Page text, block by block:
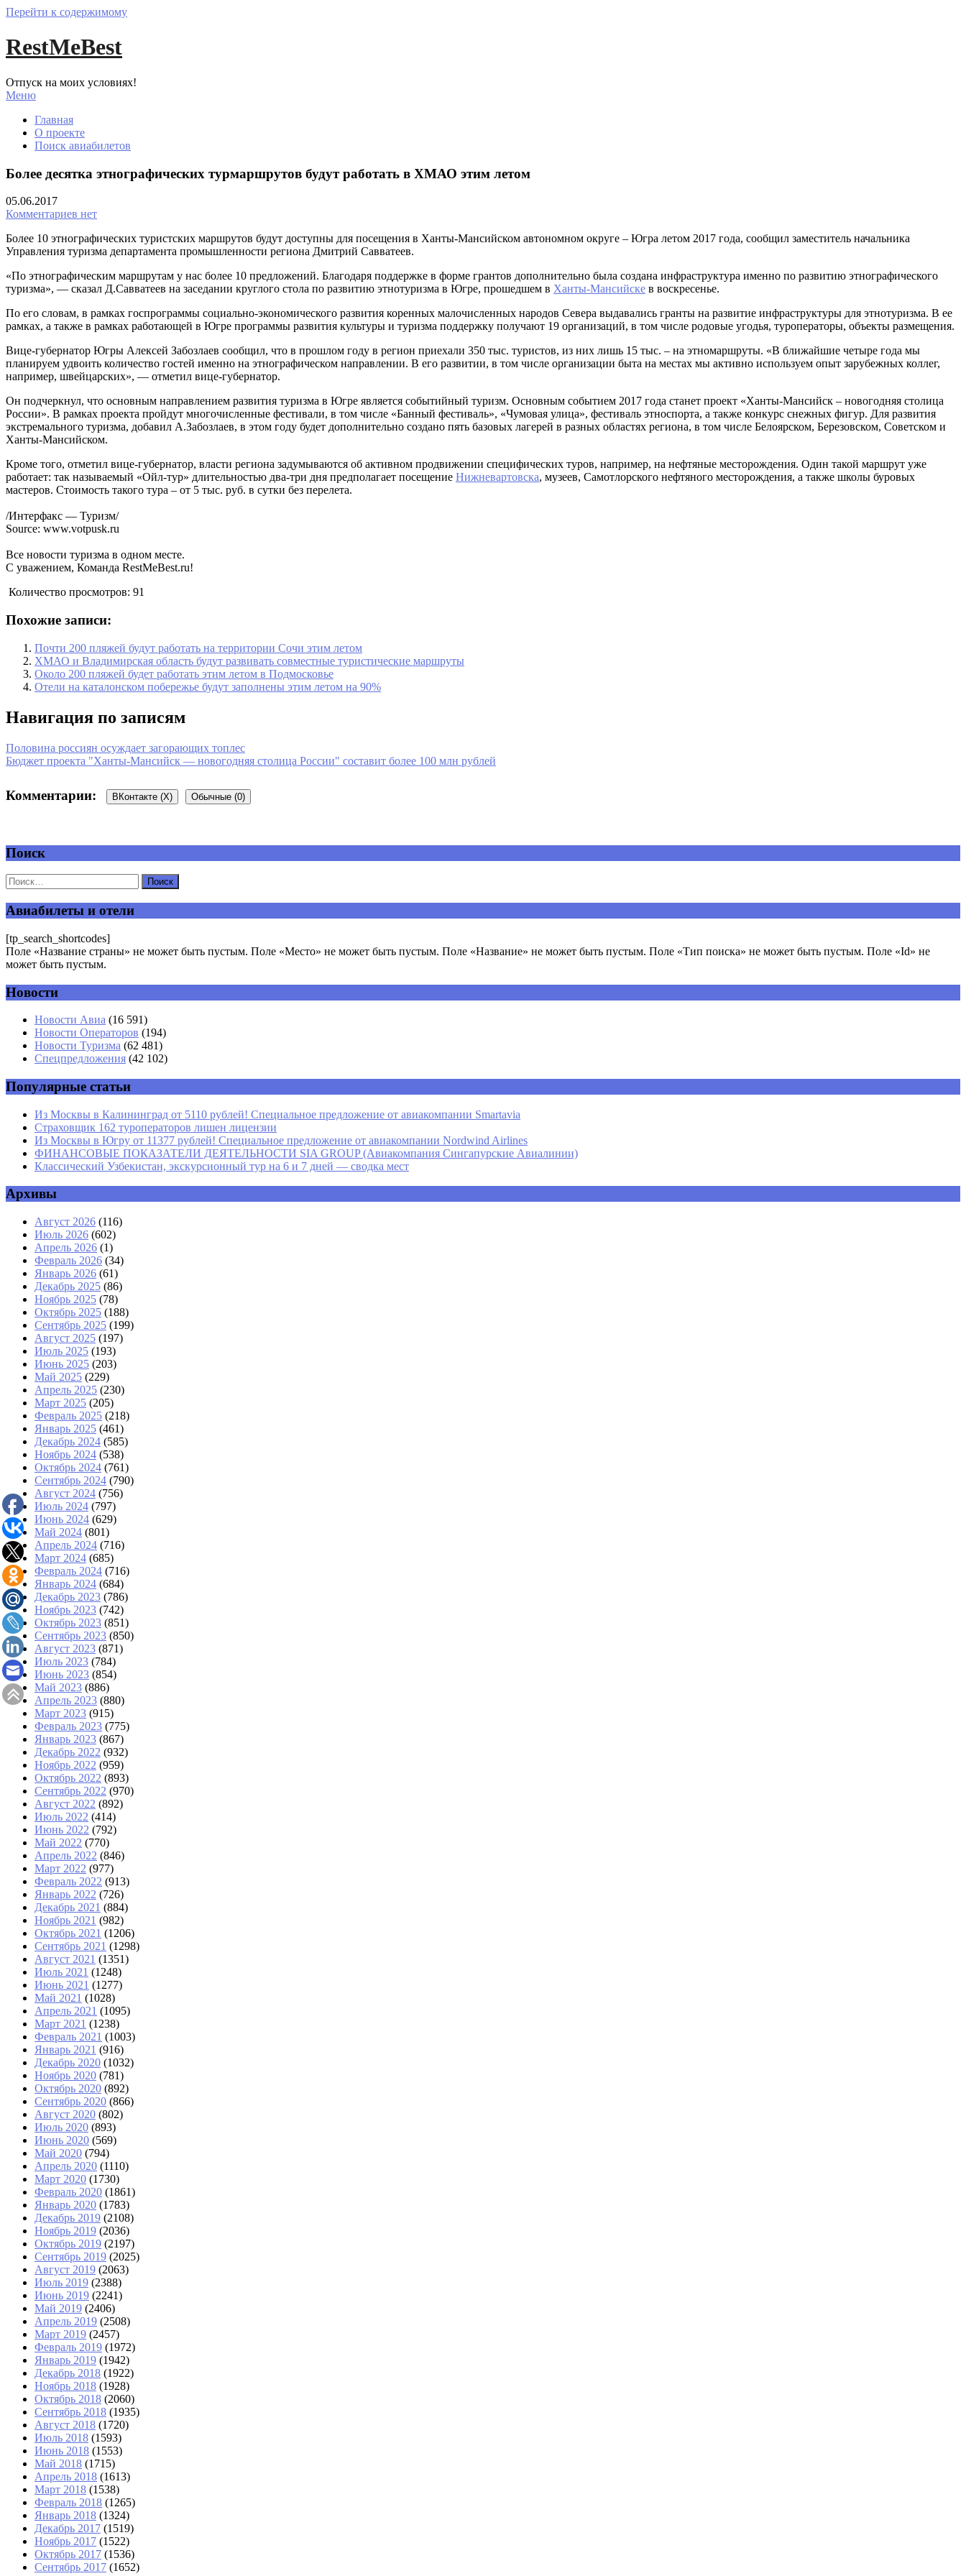
Перейти к содержимому
RestMeBest
Отпуск на моих условиях!
Меню
Главная
О проекте
Поиск авиабилетов
Более десятка этнографических турмаршрутов будут работать в ХМАО этим летом
05.06.2017
Комментариев нет
Более 10 этнографических туристских маршрутов будут доступны для посещения в Ханты-Мансийском автономном округе – Югра летом 2017 года, сообщил заместитель начальника
Управления туризма департамента промышленности региона Дмитрий Савватеев.
«По этнографическим маршрутам у нас более 10 предложений. Благодаря поддержке в форме грантов дополнительно была создана инфраструктура именно по развитию этнографического
туризма», — сказал Д.Савватеев на заседании круглого стола по развитию этнотуризма в Югре, прошедшем в Ханты-Мансийске в воскресенье.
По его словам, в рамках госпрограммы социально-экономического развития коренных малочисленных народов Севера выдавались гранты на развитие инфраструктуры для этнотуризма. В ее
рамках, а также в рамках работающей в Югре программы развития культуры и туризма поддержку получают 19 организаций, в том числе родовые угодья, туроператоры, объекты размещения.
Вице-губернатор Югры Алексей Забозлаев сообщил, что в прошлом году в регион приехали 350 тыс. туристов, из них лишь 15 тыс. – на этномаршруты. «В ближайшие четыре года мы
планируем удвоить количество гостей именно на этнографическом направлении. В его развитии, в том числе организации быта на местах мы активно используем опыт зарубежных коллег,
например, швейцарских», — отметил вице-губернатор.
Он подчеркнул, что основным направлением развития туризма в Югре является событийный туризм. Основным событием 2017 года станет проект «Ханты-Мансийск – новогодняя столица
России». В рамках проекта пройдут многочисленные фестивали, в том числе «Банный фестиваль», «Чумовая улица», фестиваль этноспорта, а также конкурс снежных фигур. Для развития
экстремального туризма, добавил А.Забозлаев, в этом году будет дополнительно создано пять базовых лагерей в разных областях региона, в том числе Белоярском, Березовском, Советском и
Ханты-Мансийском.
Кроме того, отметил вице-губернатор, власти региона задумываются об активном продвижении специфических туров, например, на нефтяные месторождения. Один такой маршрут уже
работает: так называемый «Ойл-тур» длительностью два-три дня предполагает посещение Нижневартовска, музеев, Самотлорского нефтяного месторождения, а также школы буровых
мастеров. Стоимость такого тура – от 5 тыс. руб. в сутки без перелета.
/Интерфакс — Туризм/
Source: www.votpusk.ru
Все новости туризма в одном месте.
С уважением, Команда RestMeBest.ru!
Количество просмотров: 91
Похожие записи:
Почти 200 пляжей будут работать на территории Сочи этим летом
ХМАО и Владимирская область будут развивать совместные туристические маршруты
Около 200 пляжей будет работать этим летом в Подмосковье
Отели на каталонском побережье будут заполнены этим летом на 90%
Навигация по записям
Половина россиян осуждает загорающих топлес
Бюджет проекта "Ханты-Мансийск — новогодняя столица России" составит более 100 млн рублей
Комментарии: ВКонтакте (X) Обычные (0)
Добавить комментарий
Ваш адрес email не будет опубликован.
Комментарий
Имя *
Email*
Поиск
Авиабилеты и отели
[tp_search_shortcodes]
Поле «Название страны» не может быть пустым. Поле «Место» не может быть пустым. Поле «Название» не может быть пустым. Поле «Тип поиска» не может быть пустым. Поле «Id» не
может быть пустым.
Новости
Новости Авиа (16 591)
Новости Операторов (194)
Новости Туризма (62 481)
Спецпредложения (42 102)
Популярные статьи
Из Москвы в Калининград от 5110 рублей! Специальное предложение от авиакомпании Smartavia
Страховщик 162 туроператоров лишен лицензии
Из Москвы в Югру от 11377 рублей! Специальное предложение от авиакомпании Nordwind Airlines
ФИНАНСОВЫЕ ПОКАЗАТЕЛИ ДЕЯТЕЛЬНОСТИ SIA GROUP (Авиакомпания Сингапурские Авиалинии)
Классический Узбекистан, экскурсионный тур на 6 и 7 дней — сводка мест
Архивы
Август 2026 (116)
Июль 2026 (602)
Апрель 2026 (1)
Февраль 2026 (34)
Январь 2026 (61)
Декабрь 2025 (86)
Ноябрь 2025 (78)
Октябрь 2025 (188)
Сентябрь 2025 (199)
Август 2025 (197)
Июль 2025 (193)
Июнь 2025 (203)
Май 2025 (229)
Апрель 2025 (230)
Март 2025 (205)
Февраль 2025 (218)
Январь 2025 (461)
Декабрь 2024 (585)
Ноябрь 2024 (538)
Октябрь 2024 (761)
Сентябрь 2024 (790)
Август 2024 (756)
Июль 2024 (797)
Июнь 2024 (629)
Май 2024 (801)
Апрель 2024 (716)
Март 2024 (685)
Февраль 2024 (716)
Январь 2024 (684)
Декабрь 2023 (786)
Ноябрь 2023 (742)
Октябрь 2023 (851)
Сентябрь 2023 (850)
Август 2023 (871)
Июль 2023 (784)
Июнь 2023 (854)
Май 2023 (886)
Апрель 2023 (880)
Март 2023 (915)
Февраль 2023 (775)
Январь 2023 (867)
Декабрь 2022 (932)
Ноябрь 2022 (959)
Октябрь 2022 (893)
Сентябрь 2022 (970)
Август 2022 (892)
Июль 2022 (414)
Июнь 2022 (792)
Май 2022 (770)
Апрель 2022 (846)
Март 2022 (977)
Февраль 2022 (913)
Январь 2022 (726)
Декабрь 2021 (884)
Ноябрь 2021 (982)
Октябрь 2021 (1206)
Сентябрь 2021 (1298)
Август 2021 (1351)
Июль 2021 (1248)
Июнь 2021 (1277)
Май 2021 (1028)
Апрель 2021 (1095)
Март 2021 (1238)
Февраль 2021 (1003)
Январь 2021 (916)
Декабрь 2020 (1032)
Ноябрь 2020 (781)
Октябрь 2020 (892)
Сентябрь 2020 (866)
Август 2020 (802)
Июль 2020 (893)
Июнь 2020 (569)
Май 2020 (794)
Апрель 2020 (1110)
Март 2020 (1730)
Февраль 2020 (1861)
Январь 2020 (1783)
Декабрь 2019 (2108)
Ноябрь 2019 (2036)
Октябрь 2019 (2197)
Сентябрь 2019 (2025)
Август 2019 (2063)
Июль 2019 (2388)
Июнь 2019 (2241)
Май 2019 (2406)
Апрель 2019 (2508)
Март 2019 (2457)
Февраль 2019 (1972)
Январь 2019 (1942)
Декабрь 2018 (1922)
Ноябрь 2018 (1928)
Октябрь 2018 (2060)
Сентябрь 2018 (1935)
Август 2018 (1720)
Июль 2018 (1593)
Июнь 2018 (1553)
Май 2018 (1715)
Апрель 2018 (1613)
Март 2018 (1538)
Февраль 2018 (1265)
Январь 2018 (1324)
Декабрь 2017 (1519)
Ноябрь 2017 (1522)
Октябрь 2017 (1536)
Сентябрь 2017 (1652)